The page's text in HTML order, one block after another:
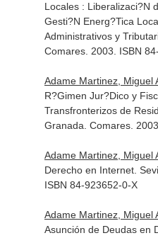
Locales : Liberalizaci?N
Gesti?N Energ?Tica
Administrativos y
Comares. 2003. ISBN
Adame Martinez, Miguel
R?Gimen Jur?Dico y
Transfronterizos de
Granada. Comares.
Adame Martinez, Miguel
Derecho en Internet.
ISBN 84-923652-0-X
Adame Martinez, Miguel
Asunción de Deudas en